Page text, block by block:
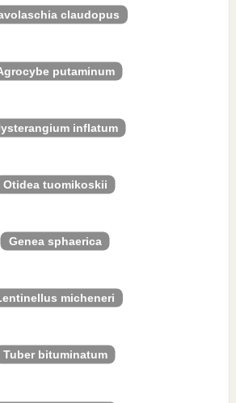
claudopus
putaminum
inflatum
Otidea tuomikoskii
Genea sphaerica
micheneri
Tuber bituminatum